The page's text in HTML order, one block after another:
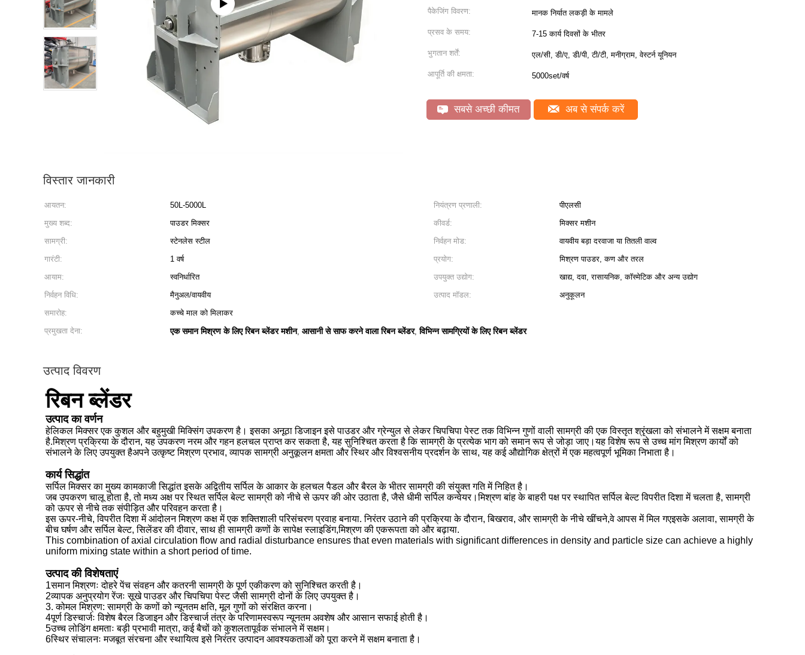
पैकेजिंग विवरण: मानक निर्यात लकड़ी के मामले
प्रसव के समय: 7-15 कार्य दिवसों के भीतर
भुगतान शर्तें: एल/सी, डी/ए, डी/पी, टी/टी, मनीग्राम, वेस्टर्न यूनियन
आपूर्ति की क्षमता: 5000set/वर्ष
सबसे अच्छी कीमत अब से संपर्क करें
विस्तार जानकारी
आयतन: 50L-5000L नियंत्रण प्रणाली:
पीएलसी
मुख्य शब्द:
पाउडर मिक्सर कीवर्ड:
मिक्सर मशीन
सामग्री:
स्टेनलेस स्टील निर्वहन मोड:
वायवीय बड़ा दरवाजा या तितली वाल्व
गारंटी:
1 वर्ष प्रयोग:
मिश्रण पाउडर, कण और तरल
आयाम:
स्वनिर्धारित उपयुक्त उद्योग:
खाद्य, दवा, रासायनिक, कॉस्मेटिक और अन्य उद्योग
निर्वहन विधि:
मैनुअल/वायवीय उत्पाद मॉडल:
अनुकूलन
समारोह:
कच्चे माल को मिलाकर
प्रमुखता देना:
एक समान मिश्रण के लिए रिबन ब्लेंडर मशीन, आसानी से साफ करने वाला रिबन ब्लेंडर,विभिन्न सामग्रियों के लिए रिबन ब्लेंडर
उत्पाद विवरण
रिबन ब्लेंडर
उत्पाद का वर्णन
हेलिकल मिक्सर एक कुशल और बहुमुखी मिक्सिंग उपकरण है। इसका अनूठा डिजाइन इसे पाउडर और ग्रेन्युल से लेकर चिपचिपा पेस्ट तक विभिन्न गुणों वाली सामग्री की एक विस्तृत श्रृंखला को संभालने में सक्षम बनाता
है.मिश्रण प्रक्रिया के दौरान, यह उपकरण नरम और गहन हलचल प्राप्त कर सकता है, यह सुनिश्चित करता है कि सामग्री के प्रत्येक भाग को समान रूप से जोड़ा जाए।यह विशेष रूप से उच्च मांग मिश्रण कार्यों को
संभालने के लिए उपयुक्त हैअपने उत्कृष्ट मिश्रण प्रभाव, व्यापक सामग्री अनुकूलन क्षमता और स्थिर और विश्वसनीय प्रदर्शन के साथ, यह कई औद्योगिक क्षेत्रों में एक महत्वपूर्ण भूमिका निभाता है।
कार्य सिद्धांत
सर्पिल मिक्सर का मुख्य कामकाजी सिद्धांत इसके अद्वितीय सर्पिल के आकार के हलचल पैडल और बैरल के भीतर सामग्री की संयुक्त गति में निहित है।
जब उपकरण चालू होता है, तो मध्य अक्ष पर स्थित सर्पिल बेल्ट सामग्री को नीचे से ऊपर की ओर उठाता है, जैसे धीमी सर्पिल कन्वेयर।मिश्रण बांह के बाहरी पक्ष पर स्थापित सर्पिल बेल्ट विपरीत दिशा में चलता है, सामग्री
को ऊपर से नीचे तक संपीड़ित और परिवहन करता है।
इस ऊपर-नीचे, विपरीत दिशा में आंदोलन मिश्रण कक्ष में एक शक्तिशाली परिसंचरण प्रवाह बनाया. निरंतर उठाने की प्रक्रिया के दौरान, बिखराव, और सामग्री के नीचे खींचने,वे आपस में मिल गएइसके अलावा, सामग्री के
बीच घर्षण और सर्पिल बेल्ट, सिलेंडर की दीवार, साथ ही सामग्री कणों के सापेक्ष स्लाइडिंग,मिश्रण की एकरूपता को और बढ़ाया.
This combination of axial circulation flow and radial disturbance ensures that even materials with significant differences in density and particle size can achieve a highly
uniform mixing state within a short period of time.
उत्पाद की विशेषताएं
1समान मिश्रणः दोहरे पेंच संवहन और कतरनी सामग्री के पूर्ण एकीकरण को सुनिश्चित करती है।
2व्यापक अनुप्रयोग रेंजः सूखे पाउडर और चिपचिपा पेस्ट जैसी सामग्री दोनों के लिए उपयुक्त है।
3. कोमल मिश्रण: सामग्री के कणों को न्यूनतम क्षति, मूल गुणों को संरक्षित करना।
4पूर्ण डिस्चार्जः विशेष बैरल डिजाइन और डिस्चार्ज तंत्र के परिणामस्वरूप न्यूनतम अवशेष और आसान सफाई होती है।
5उच्च लोडिंग क्षमताः बड़ी प्रभावी मात्रा, कई बैचों को कुशलतापूर्वक संभालने में सक्षम।
6स्थिर संचालनः मजबूत संरचना और स्थायित्व इसे निरंतर उत्पादन आवश्यकताओं को पूरा करने में सक्षम बनाता है।